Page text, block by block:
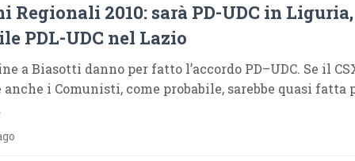
Regionali 2010: sarà PD-UDC in Liguria,
PDL-UDC nel Lazio
a Biasotti danno per fatto l’accordo PD–UDC. Se il
i Comunisti, come probabile, sarebbe quasi fatta